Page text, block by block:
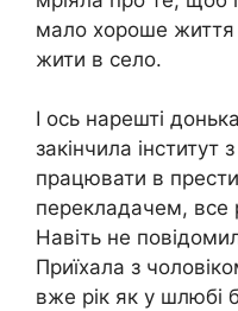
мало хороше життя
жити в село.
І ось нарешті
закінчила
працювати в
перекладачем, все
Навіть не
Приїхала з
вже рік як у шлюбі